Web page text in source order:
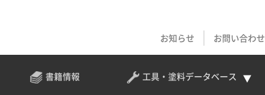
お知らせ
お問い合わせ
書籍情報 工具・塗料データベース